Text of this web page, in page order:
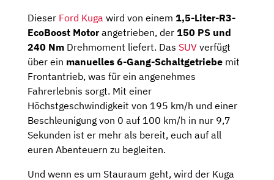
Dieser Ford Kuga wird von einem 1,5-Liter-R3-
EcoBoost Motorangetrieben, der 150 PS und
240 Nm Drehmoment liefert. Das SUV verfügt
über ein manuelles 6-Gang-Schaltgetriebe mit
Frontantrieb, was für ein angenehmes
Fahrerlebnis sorgt. Mit einer
Höchstgeschwindigkeit von 195 km/h und einer
Beschleunigung von 0 auf 100 km/h in nur 9,7
Sekunden ist er mehr als bereit, euch auf all
euren Abenteuern zu begleiten.
Und wenn es um Stauraum geht, wird der Kuga